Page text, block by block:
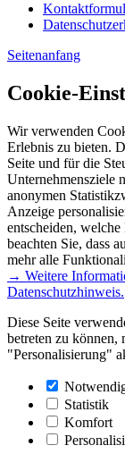
Seitenanfang
Cookie-
Wir verwenden
Erlebnis zu bieten.
Seite und für die
Unternehmensziele
anonymen
Anzeige
entscheiden,
beachten Sie, dass
mehr alle
→ Weitere
Datenschutzhinweis.
Diese Seite
betreten zu können,
"Personalisierung"
Statistik
Komfort